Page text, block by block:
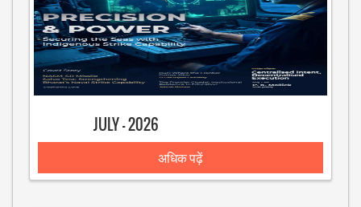
JULY - 2026
अधिक पढ़ें